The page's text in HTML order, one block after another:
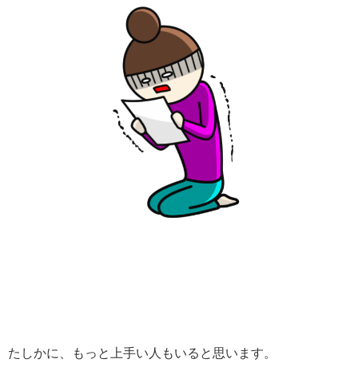
たしかに、もっと上手い人もいると思います。